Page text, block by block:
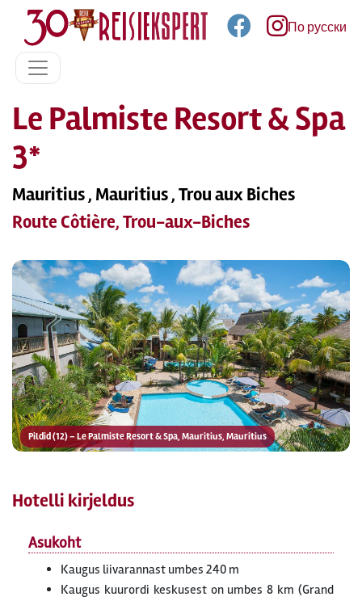
По русски
Le Palmiste Resort & Spa
3*
Mauritius , Mauritius , Trou aux Biches
Route Côtière, Trou-aux-Biches
Pildid (12) – Le Palmiste Resort & Spa, Mauritius, Mauritius
Hotelli kirjeldus
Asukoht
Kaugus liivarannast umbes 240 m
Kaugus kuurordi keskusest on umbes 8 km (Grand